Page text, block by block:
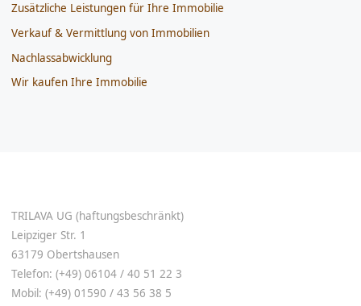
Zusätzliche Leistungen für Ihre Immobilie
Verkauf & Vermittlung von Immobilien
Nachlassabwicklung
Wir kaufen Ihre Immobilie
TRILAVA UG (haftungsbeschränkt)
Leipziger Str. 1
63179 Obertshausen
Telefon: (+49) 06104 / 40 51 22 3
Mobil: (+49) 01590 / 43 56 38 5